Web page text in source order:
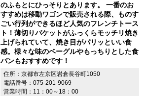
のふもとにひっそりとあります。 一番のお
すすめは移動ワゴンで販売される際、ものす
ごい行列ができるほど人気のフレンチトース
ト！薄切りバケットがふっくらモッチリ焼き
上げられていて、焼き目がパリッといい食
感。様々な味のベーグルやもっちりとした食
パンもおすすめです！
住所：京都市左京区岩倉長谷町1050
電話番号：075-201-9069
営業時間：11：00～18：00